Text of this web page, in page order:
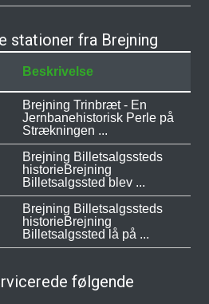
stationer fra Brejning
Beskrivelse
Brejning Trinbræt - En
Jernbanehistorisk Perle på
Strækningen ...
Brejning Billetsalgssteds
historieBrejning
Billetsalgssted blev ...
Brejning Billetsalgssteds
historieBrejning
Billetsalgssted lå på ...
følgende